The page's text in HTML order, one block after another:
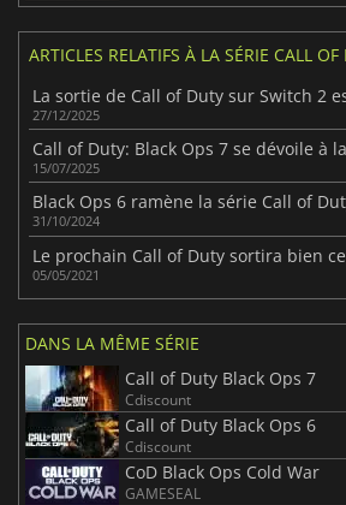
ARTICLES RELATIFS À LA SÉRIE CALL
27/12/2025
Call of Duty: Black Ops 7 se dévoile à
15/07/2025
Black Ops 6 ramène la série Call of
31/10/2024
Le prochain Call of Duty sortira bien
05/05/2021
DANS LA MÊME SÉRIE
Call of Duty Black Ops 7
Cdiscount
Call of Duty Black Ops 6
Cdiscount
CoD Black Ops Cold War
GAMESEAL